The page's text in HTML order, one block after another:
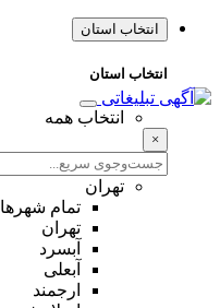
انتخاب استان
انتخاب استان
انتخاب همه
×
تهران
تمام شهر‌ها
تهران
آبسرد
آبعلی
ارجمند